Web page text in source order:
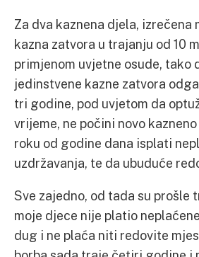
Za dva kaznena djela, izrečena
kazna zatvora u trajanju od 10
primjenom uvjetne osude, tako
jedinstvene kazne zatvora
tri godine, pod uvjetom da
vrijeme, ne počini novo
roku od godine dana isplati
uzdržavanja, te da ubuduće
Sve zajedno, od tada su prošle
moje djece nije platio
dug i ne plaća niti redovite